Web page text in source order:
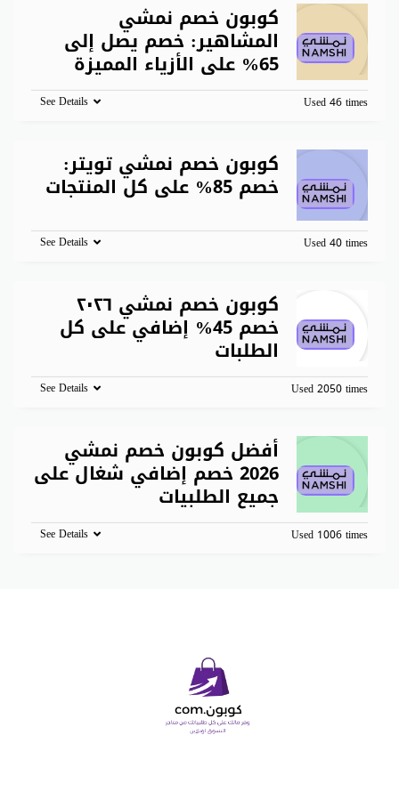
كوبون خصم نمشي
المشاهير: خصم يصل إلى
65% على الأزياء المميزة
Used 46 times
See Details
كوبون خصم نمشي تويتر:
خصم 85% على كل المنتجات
Used 40 times
See Details
كوبون خصم نمشي ٢٠٢٦
خصم 45% إضافي على كل
الطلبات
Used 2050 times
See Details
أفضل كوبون خصم نمشي
2026 خصم إضافي شغال على
جميع الطلبيات
Used 1006 times
See Details